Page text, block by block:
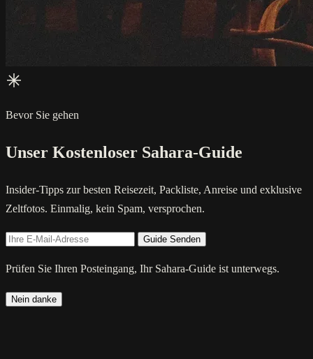
Bevor Sie gehen
Unser Kostenloser Sahara-Guide
Insider-Tipps zur besten Reisezeit, Packliste, Anreise und exklusive
Zeltfotos. Einmalig, kein Spam, versprochen.
Guide Senden
Prüfen Sie Ihren Posteingang, Ihr Sahara-Guide ist unterwegs.
Nein danke